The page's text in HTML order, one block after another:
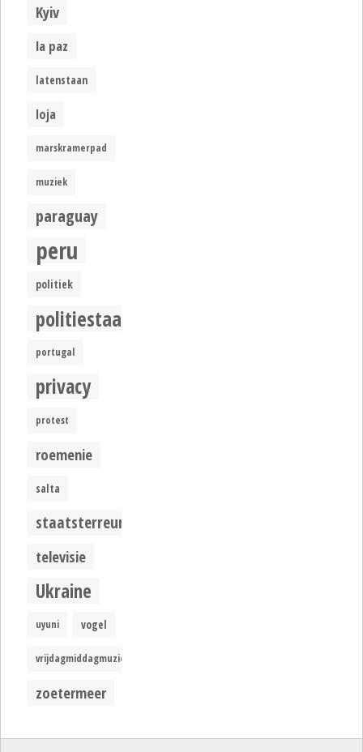
Kyiv
la paz
latenstaan
loja
marskramerpad
muziek
paraguay
peru
politiek
politiestaat
portugal
privacy
protest
roemenie
salta
staatsterreur
televisie
Ukraine
uyuni vogel
vrijdagmiddagmuziek
zoetermeer